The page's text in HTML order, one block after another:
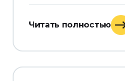
Читать полностью